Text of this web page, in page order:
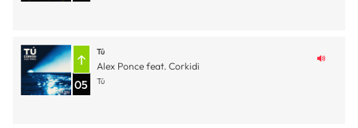
05
Tú
Alex Ponce feat. Corkidi
Tú